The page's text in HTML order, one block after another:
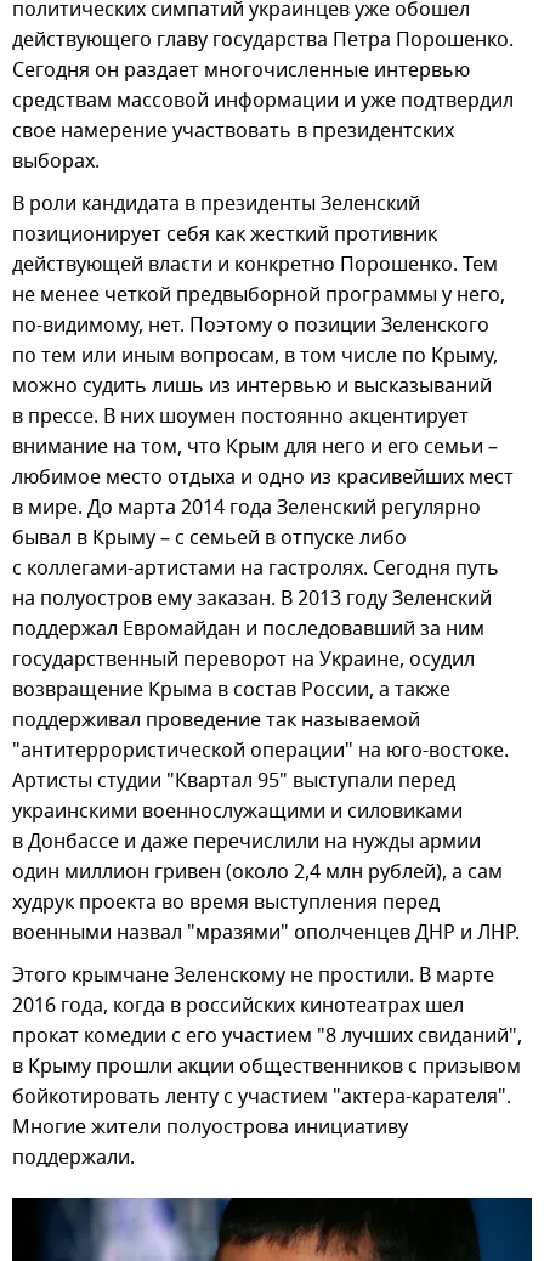
политических симпатий украинцев уже обошел
действующего главу государства Петра Порошенко.
Сегодня он раздает многочисленные интервью
средствам массовой информации и уже подтвердил
свое намерение участвовать в президентских
выборах.
В роли кандидата в президенты Зеленский
позиционирует себя как жесткий противник
действующей власти и конкретно Порошенко. Тем
не менее четкой предвыборной программы у него,
по-видимому, нет. Поэтому о позиции Зеленского
по тем или иным вопросам, в том числе по Крыму,
можно судить лишь из интервью и высказываний
в прессе. В них шоумен постоянно акцентирует
внимание на том, что Крым для него и его семьи –
любимое место отдыха и одно из красивейших мест
в мире. До марта 2014 года Зеленский регулярно
бывал в Крыму – с семьей в отпуске либо
с коллегами-артистами на гастролях. Сегодня путь
на полуостров ему заказан. В 2013 году Зеленский
поддержал Евромайдан и последовавший за ним
государственный переворот на Украине, осудил
возвращение Крыма в состав России, а также
поддерживал проведение так называемой
"антитеррористической операции" на юго-востоке.
Артисты студии "Квартал 95" выступали перед
украинскими военнослужащими и силовиками
в Донбассе и даже перечислили на нужды армии
один миллион гривен (около 2,4 млн рублей), а сам
худрук проекта во время выступления перед
военными назвал "мразями" ополченцев ДНР и ЛНР.
Этого крымчане Зеленскому не простили. В марте
2016 года, когда в российских кинотеатрах шел
прокат комедии с его участием "8 лучших свиданий",
в Крыму прошли акции общественников с призывом
бойкотировать ленту с участием "актера-карателя".
Многие жители полуострова инициативу
поддержали.